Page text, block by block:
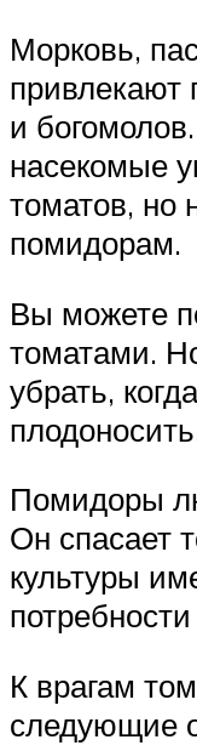
Морковь,
привлекают
и
насекомые
томатов, но
помидорам.
Вы можете
томатами.
убрать,
Помидоры
Он спасает
культуры
К врагам
следующие